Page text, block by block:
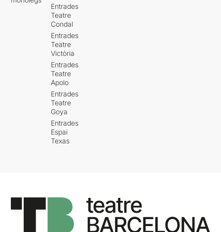
Entrades
Teatre
Condal
Entrades
Teatre
Victòria
Entrades
Teatre
Apolo
Entrades
Teatre
Goya
Entrades
Espai
Texas